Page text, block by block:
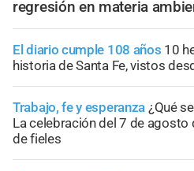
regresión en materia
El diario cumple 108 años 10
historia de Santa Fe, vistos
Trabajo, fe y esperanza ¿Qué
La celebración del 7 de agosto
de fieles